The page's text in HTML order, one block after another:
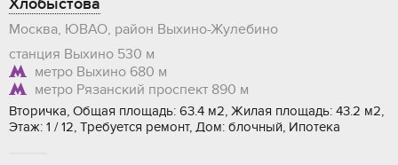
Хлобыстова
Москва, ЮВАО, район Выхино-Жулебино
станция Выхино 530 м
метро Выхино 680 м
метро Рязанский проспект 890 м
Вторичка, Общая площадь: 63.4 м2, Жилая площадь: 43.2 м2,
Этаж: 1 / 12, Требуется ремонт, Дом: блочный, Ипотека